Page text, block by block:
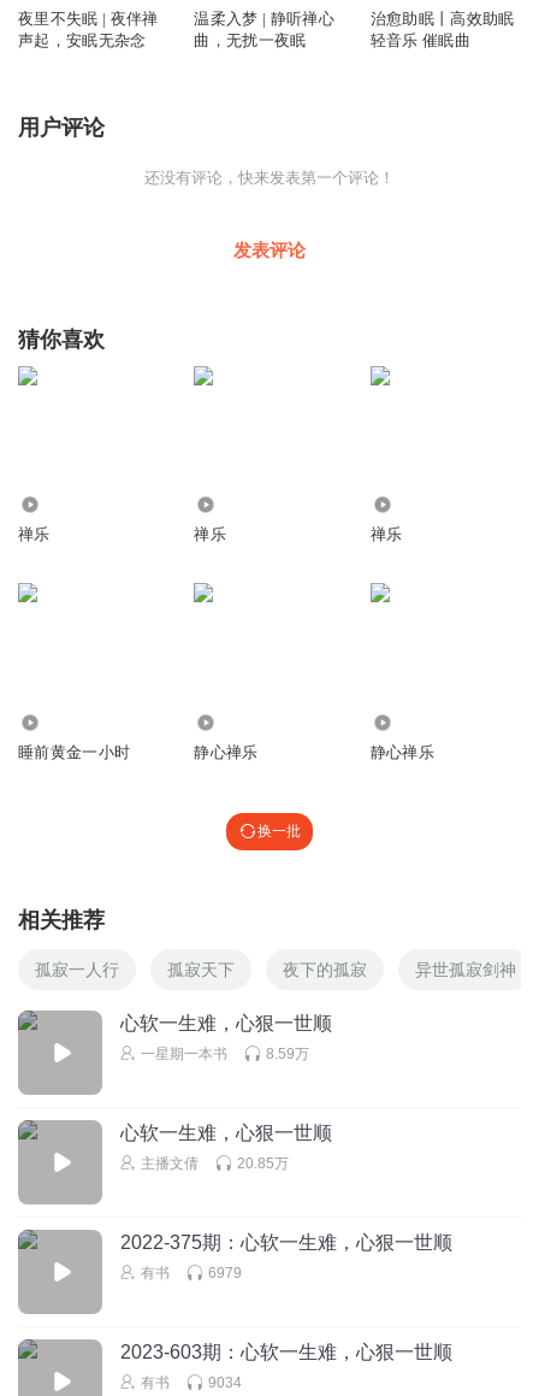
夜里不失眠 | 夜伴禅
声起，安眠无杂念
温柔入梦 | 静听禅心
曲，无扰一夜眠
治愈助眠丨高效助眠
轻音乐 催眠曲
用户评论
还没有评论，快来发表第一个评论！
发表评论
猜你喜欢
禅乐 禅乐 禅乐
睡前黄金一小时 静心禅乐 静心禅乐
换一批
相关推荐
孤寂一人行 孤寂天下 夜下的孤寂 异世孤寂剑神
心软一生难，心狠一世顺
一星期一本书 8.59万
心软一生难，心狠一世顺
主播文倩 20.85万
2022-375期：心软一生难，心狠一世顺
有书 6979
2023-603期：心软一生难，心狠一世顺
有书 9034